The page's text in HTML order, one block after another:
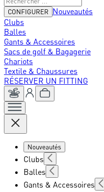
CONFIGURER
Nouveautés
Clubs
Balles
Gants & Accessoires
Sacs de golf & Bagagerie
Chariots
Textile & Chaussures
RÉSERVER UN FITTING
Nouveautés
Clubs
Balles
Gants & Accessoires